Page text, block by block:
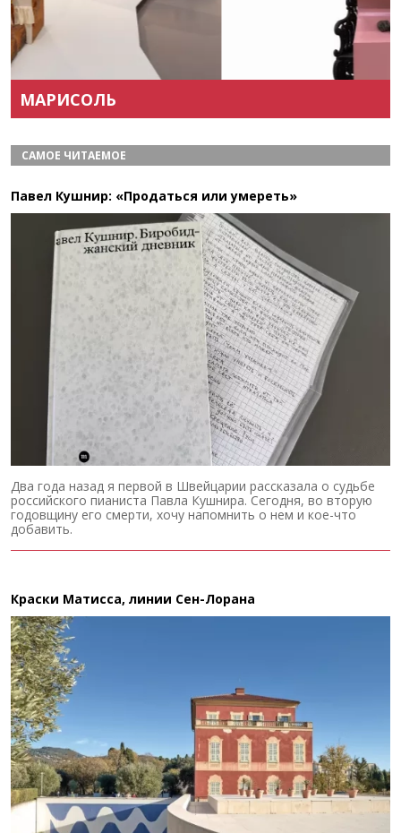
МАРИСОЛЬ
САМОЕ ЧИТАЕМОЕ
Павел Кушнир: «Продаться или умереть»
Два года назад я первой в Швейцарии рассказала о судьбе
российского пианиста Павла Кушнира. Сегодня, во вторую
годовщину его смерти, хочу напомнить о нем и кое-что
добавить.
Краски Матисса, линии Сен-Лорана